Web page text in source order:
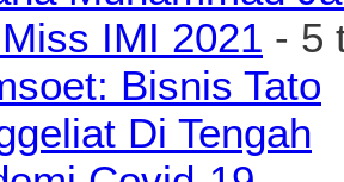
IMI 2021 - 5